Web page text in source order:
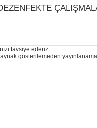
tavsiye ederiz.
gösterilemeden